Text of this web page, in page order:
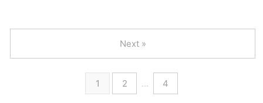
1 2 … 4
Next »